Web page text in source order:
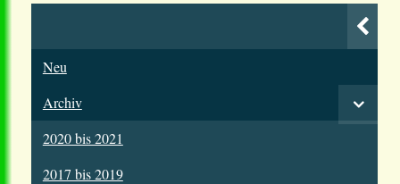
Neu
Archiv
2020 bis 2021
2017 bis 2019